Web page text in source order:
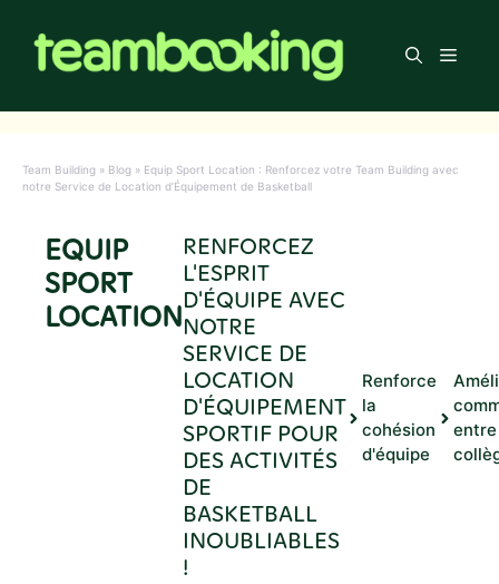
contenu
Menu
Team Building » Blog » Equip Sport Location : Renforcez votre Team Building avec
notre Service de Location d’Équipement de Basketball
EQUIP
SPORT
LOCATION
RENFORCEZ
L'ESPRIT
D'ÉQUIPE AVEC
NOTRE
SERVICE DE
LOCATION
D'ÉQUIPEMENT
SPORTIF POUR
DES ACTIVITÉS
DE
BASKETBALL
INOUBLIABLES
!
Renforce
la
cohésion
d'équipe
entre